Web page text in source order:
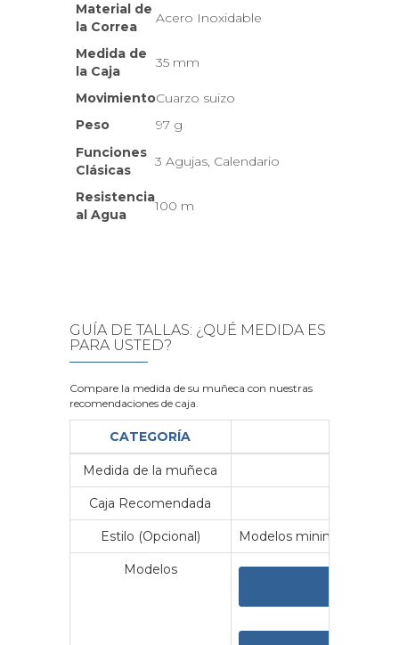
Material de
la Correa
Acero Inoxidable
Medida de
la Caja
35 mm
MovimientoCuarzo suizo
Peso
97 g
Funciones
Clásicas
3 Agujas, Calendario
Resistencia
al Agua
100 m
GUÍA DE TALLAS: ¿QUÉ MEDIDA ES
PARA USTED?
Compare la medida de su muñeca con nuestras
recomendaciones de caja.
CATEGORÍA
Medida de la muñeca
Caja Recomendada
Estilo (Opcional) Modelos minimalistas y
Modelos